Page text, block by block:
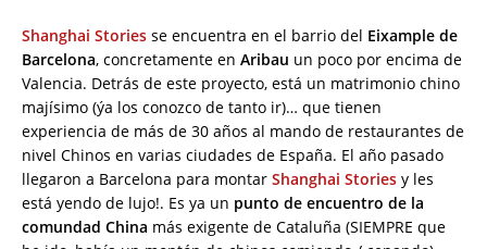
Shanghai Stories se encuentra en el barrio del Eixample de
Barcelona, concretamente en Aribau un poco por encima de
Valencia. Detrás de este proyecto, está un matrimonio chino
majísimo (ýa los conozco de tanto ir)… que tienen
experiencia de más de 30 años al mando de restaurantes de
nivel Chinos en varias ciudades de España. El año pasado
llegaron a Barcelona para montar Shanghai Stories y les
está yendo de lujo!. Es ya un punto de encuentro de la
comundad China más exigente de Cataluña (SIEMPRE que